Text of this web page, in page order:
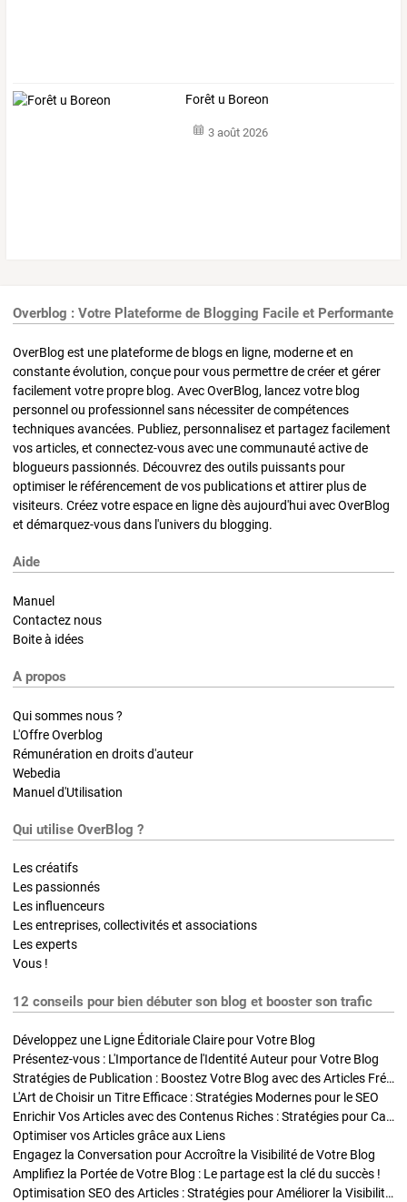
Forêt u Boreon
3 août 2026
Overblog : Votre Plateforme de Blogging Facile et Performante
OverBlog est une plateforme de blogs en ligne, moderne et en
constante évolution, conçue pour vous permettre de créer et gérer
facilement votre propre blog. Avec OverBlog, lancez votre blog
personnel ou professionnel sans nécessiter de compétences
techniques avancées. Publiez, personnalisez et partagez facilement
vos articles, et connectez-vous avec une communauté active de
blogueurs passionnés. Découvrez des outils puissants pour
optimiser le référencement de vos publications et attirer plus de
visiteurs. Créez votre espace en ligne dès aujourd'hui avec OverBlog
et démarquez-vous dans l'univers du blogging.
Aide
Manuel
Contactez nous
Boite à idées
A propos
Qui sommes nous ?
L'Offre Overblog
Rémunération en droits d'auteur
Webedia
Manuel d'Utilisation
Qui utilise OverBlog ?
Les créatifs
Les passionnés
Les influenceurs
Les entreprises, collectivités et associations
Les experts
Vous !
12 conseils pour bien débuter son blog et booster son trafic
Développez une Ligne Éditoriale Claire pour Votre Blog
Présentez-vous : L'Importance de l'Identité Auteur pour Votre Blog
Stratégies de Publication : Boostez Votre Blog avec des Articles Fréquents et Exclusifs
L'Art de Choisir un Titre Efficace : Stratégies Modernes pour le SEO
Enrichir Vos Articles avec des Contenus Riches : Stratégies pour Captiver et Optimiser
Optimiser vos Articles grâce aux Liens
Engagez la Conversation pour Accroître la Visibilité de Votre Blog
Amplifiez la Portée de Votre Blog : Le partage est la clé du succès !
Optimisation SEO des Articles : Stratégies pour Améliorer la Visibilité de Votre Blog